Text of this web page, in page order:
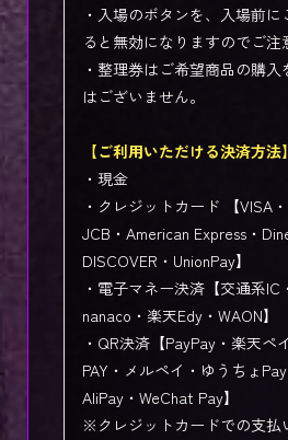
・入場のボタンを、入場前
ると無効になりますのでご注
・整理券はご希望商品の購
はございません。
【ご利用いただける決済方法】
・現金
・クレジットカード 【VISA
JCB・American Express・
DISCOVER・UnionPay】
・電子マネー決済【交通系IC
nanaco・楽天Edy・WAON】
・QR決済【PayPay・楽天ペ
PAY・メルペイ・ゆうちょ
AliPay・WeChat Pay】
※クレジットカードでの支払